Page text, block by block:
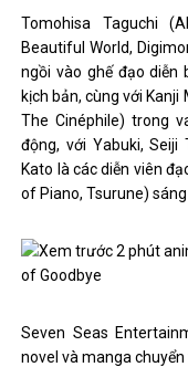
Tomohisa Taguchi
Beautiful World,
ngồi vào ghế đạo diễn
kịch bản, cùng với
The Cinéphile) trong
động, với Yabuki, Seiji
Kato là các diễn viên
of Piano, Tsurune)
Seven Seas
novel và manga